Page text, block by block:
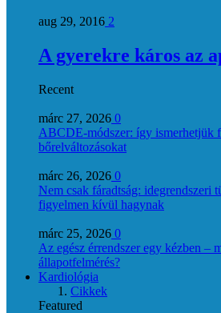
aug 29, 2016 2
A gyerekre káros az
Recent
márc 27, 2026 0
ABCDE‑módszer: így ismerhetjük
bőrelváltozásokat
márc 26, 2026 0
Nem csak fáradtság: idegrendszeri
figyelmen kívül hagynak
márc 25, 2026 0
Az egész érrendszer egy kézben –
állapotfelmérés?
Kardiológia
Cikkek
Featured